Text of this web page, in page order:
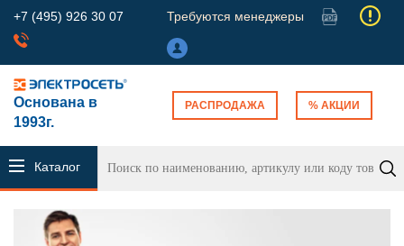
+7 (495) 926 30 07 Требуются менеджеры
Основана в
1993г.
РАСПРОДАЖА % АКЦИИ
Каталог
продукции